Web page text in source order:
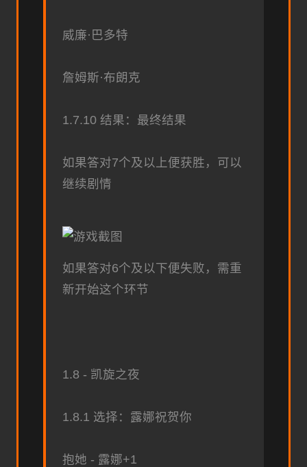
威廉·巴多特
詹姆斯·布朗克
1.7.10 结果：最终结果
如果答对7个及以上便获胜，可以
继续剧情
如果答对6个及以下便失败，需重
新开始这个环节
1.8 - 凯旋之夜
1.8.1 选择：露娜祝贺你
抱她 - 露娜+1